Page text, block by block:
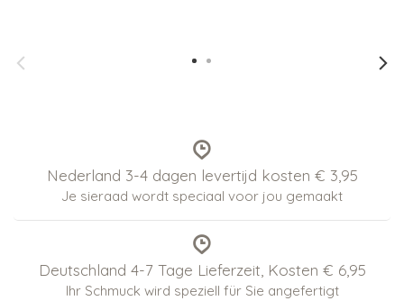
Nederland 3-4 dagen levertijd kosten € 3,95
Je sieraad wordt speciaal voor jou gemaakt
Deutschland 4-7 Tage Lieferzeit, Kosten € 6,95
Ihr Schmuck wird speziell für Sie angefertigt